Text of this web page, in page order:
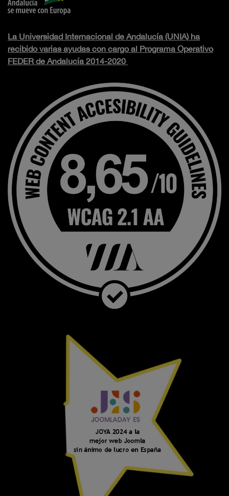
La Universidad Internacional de Andalucía (UNIA) ha
recibido varias ayudas con cargo al Programa Operativo
FEDER de Andalucía 2014-2020